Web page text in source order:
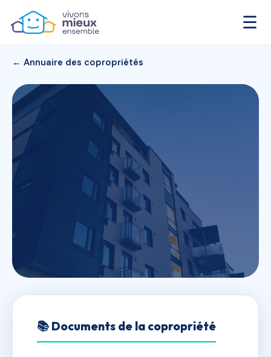
☰
← Annuaire des copropriétés
BROCA
📚 Documents de la copropriété